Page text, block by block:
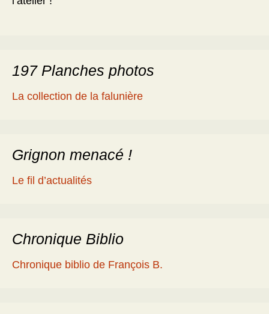
197 Planches photos
La collection de la falunière
Grignon menacé !
Le fil d’actualités
Chronique Biblio
Chronique biblio de François B.